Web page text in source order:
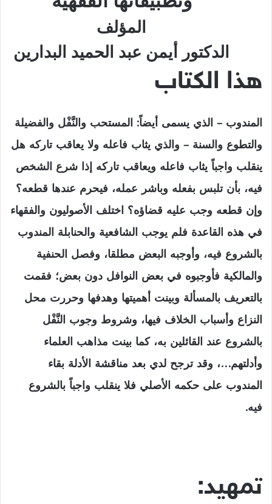
المؤلف
الدكتور أيمن عبد الحميد البدارين
هذا الكتاب
المندوب – الذي يسمى أيضاً: المستحب والنَّفْل والفضيلة
والتطوع والسنة – والذي يثاب فاعله ولا يعاقب تاركه هل
ينقلب واجباً يثاب فاعله ويعاقب تاركه إذا شرع الشخص
فيه، بأن تلبس بفعله وباشر عمله، فيحرم عندها قطعه؟
وإن قطعه وجب عليه قضاؤه؟ اختلف الأصوليون والفقهاء
في هذه القاعدة فلم يوجب الشافعية والحنابلة المندوب
بالشروع فيه، وأوجبه البعض مطلقا، وفصل الحنفية
والمالكية فأوجبوه في بعض النوافل دون بعض؛ فقمت
بالتعريف بالمسألة وبينت أهميتها وهدفها وحررت محل
النزاع وأسباب الخلاف فيها، وشروط وجوب النَّفْل
بالشروع عند القائلين به، كما بينت مذاهب العلماء
وأدلتهم…، وقد ترجح لدي بعد مناقشة الأدلة بقاء
المندوب على حكمه الأصلي فلا ينقلب واجباً بالشروع
فيه.
تمهيد: